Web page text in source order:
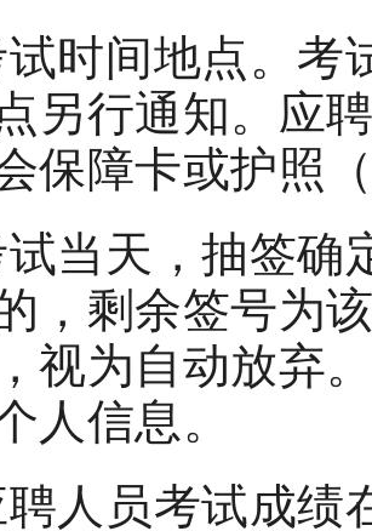
时间地点。考
另行通知。应
保障卡或护照
当天，抽签确
，剩余签号为
视为自动放弃
人信息。
聘人员考试成绩